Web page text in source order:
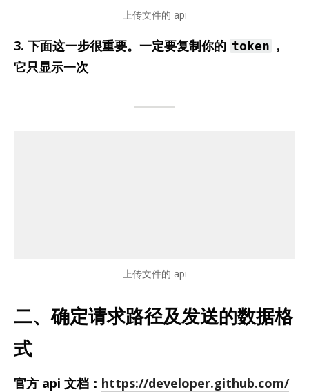
上传文件的 api
3. 下面这一步很重要。一定要复制你的 token ，
它只显示一次
上传文件的 api
二、确定请求路径及发送的数据格
式
官方 api 文档： https://developer.github.com/